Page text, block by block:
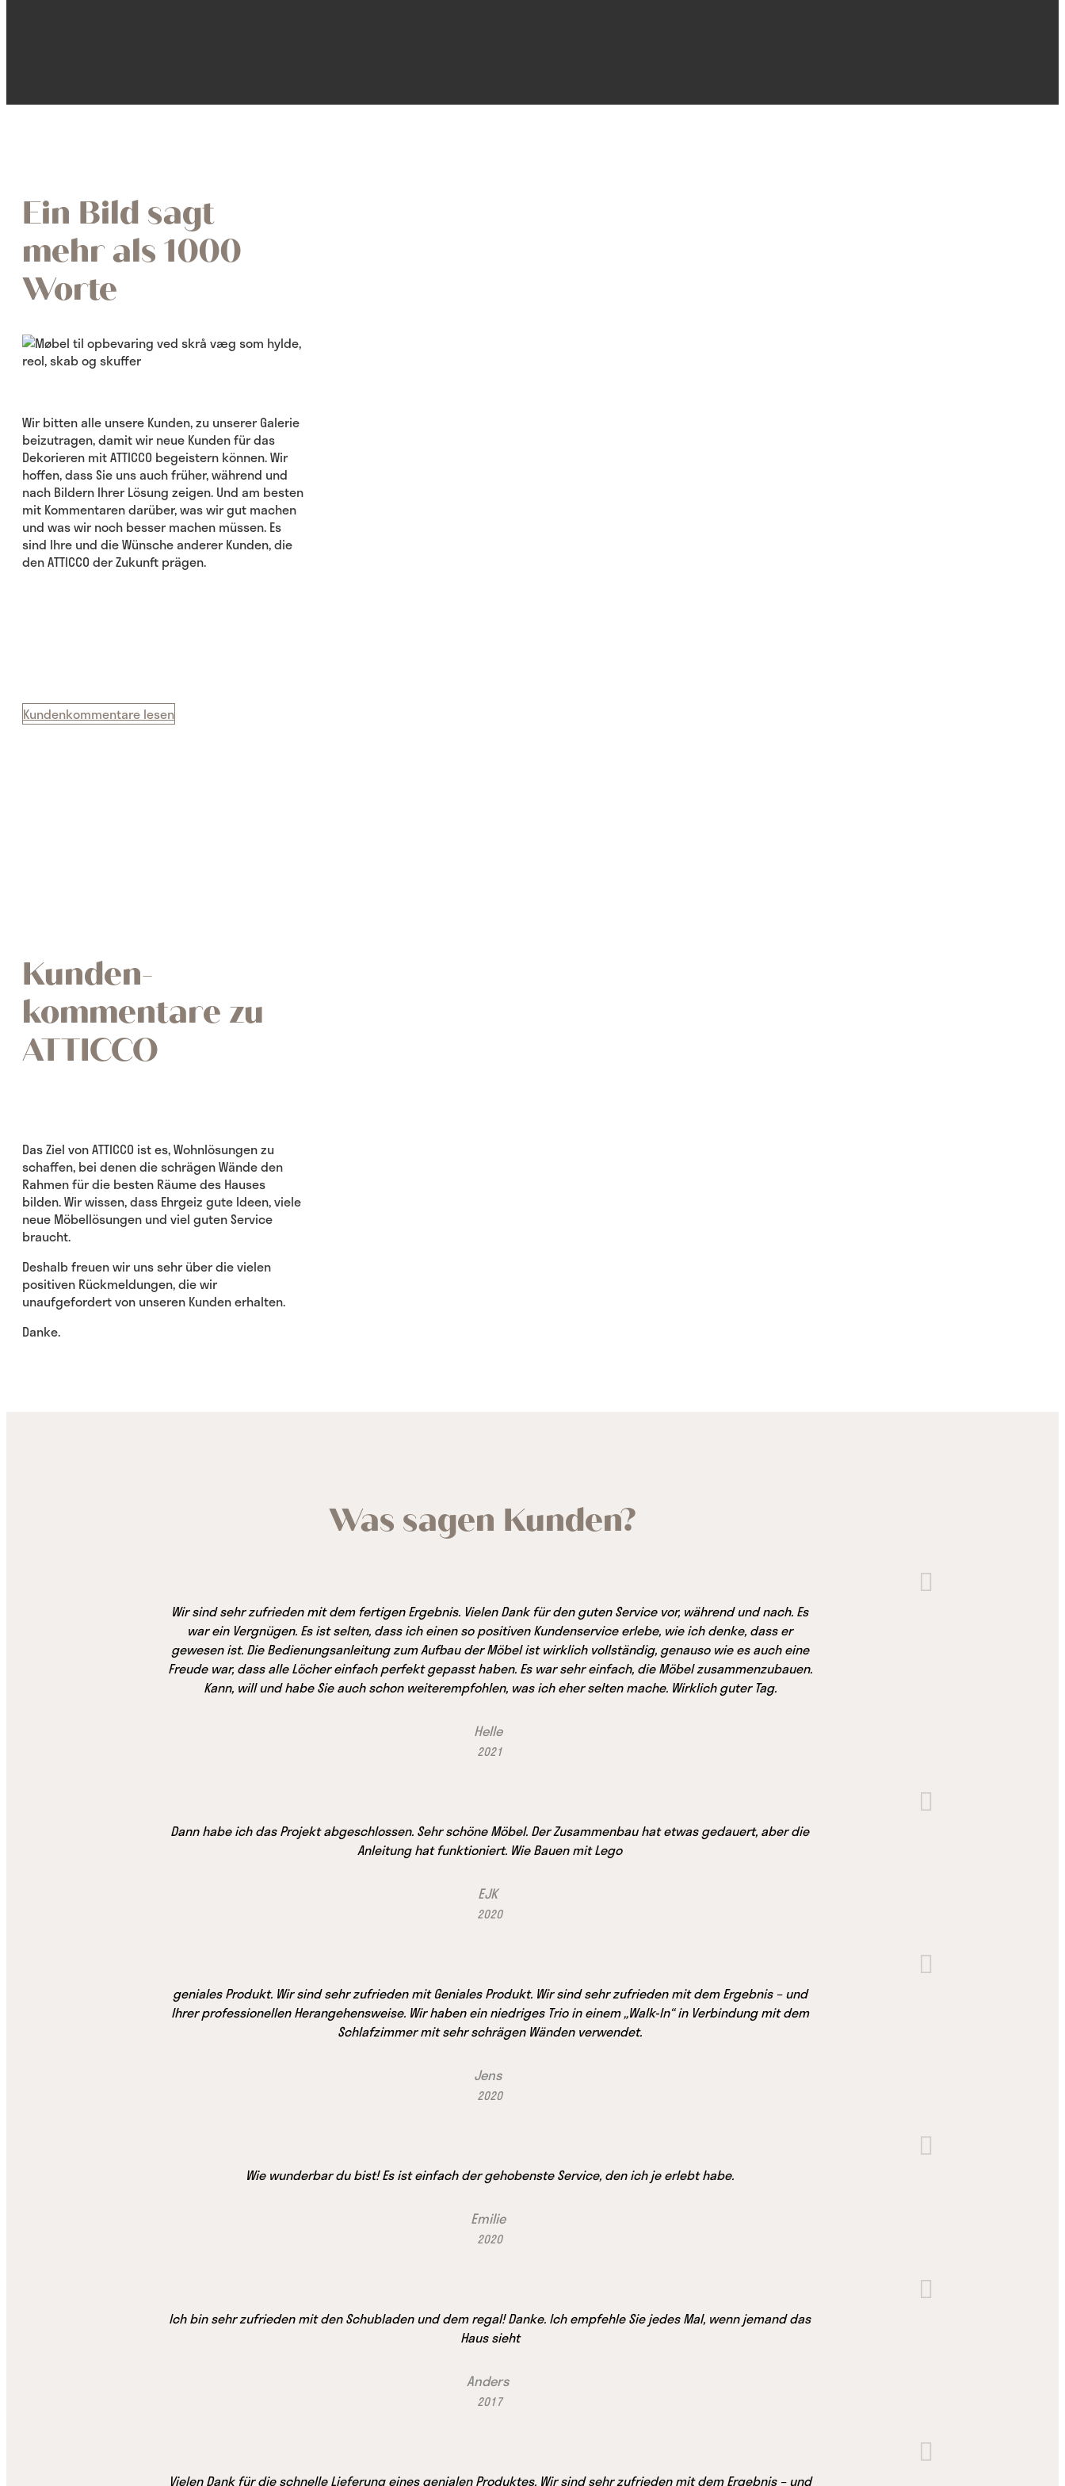
Ein Bild sagt
mehr als 1000
Worte
Wir bitten alle unsere Kunden, zu unserer Galerie
beizutragen, damit wir neue Kunden für das
Dekorieren mit ATTICCO begeistern können. Wir
hoffen, dass Sie uns auch früher, während und
nach Bildern Ihrer Lösung zeigen. Und am besten
mit Kommentaren darüber, was wir gut machen
und was wir noch besser machen müssen. Es
sind Ihre und die Wünsche anderer Kunden, die
den ATTICCO der Zukunft prägen.
Kundenkommentare lesen
Kunden-
kommentare zu
ATTICCO
Das Ziel von ATTICCO ist es, Wohnlösungen zu
schaffen, bei denen die schrägen Wände den
Rahmen für die besten Räume des Hauses
bilden. Wir wissen, dass Ehrgeiz gute Ideen, viele
neue Möbellösungen und viel guten Service
braucht.
Deshalb freuen wir uns sehr über die vielen
positiven Rückmeldungen, die wir
unaufgefordert von unseren Kunden erhalten.
Danke.
Was sagen Kunden?
Wir sind sehr zufrieden mit dem fertigen Ergebnis. Vielen Dank für den guten Service vor, während und nach. Es
war ein Vergnügen. Es ist selten, dass ich einen so positiven Kundenservice erlebe, wie ich denke, dass er
gewesen ist. Die Bedienungsanleitung zum Aufbau der Möbel ist wirklich vollständig, genauso wie es auch eine
Freude war, dass alle Löcher einfach perfekt gepasst haben. Es war sehr einfach, die Möbel zusammenzubauen.
Kann, will und habe Sie auch schon weiterempfohlen, was ich eher selten mache. Wirklich guter Tag.
Helle
2021
Dann habe ich das Projekt abgeschlossen. Sehr schöne Möbel. Der Zusammenbau hat etwas gedauert, aber die
Anleitung hat funktioniert. Wie Bauen mit Lego
EJK
2020
geniales Produkt. Wir sind sehr zufrieden mit Geniales Produkt. Wir sind sehr zufrieden mit dem Ergebnis – und
Ihrer professionellen Herangehensweise. Wir haben ein niedriges Trio in einem „Walk-In“ in Verbindung mit dem
Schlafzimmer mit sehr schrägen Wänden verwendet.
Jens
2020
Wie wunderbar du bist! Es ist einfach der gehobenste Service, den ich je erlebt habe.
Emilie
2020
Ich bin sehr zufrieden mit den Schubladen und dem regal! Danke. Ich empfehle Sie jedes Mal, wenn jemand das
Haus sieht
Anders
2017
Vielen Dank für die schnelle Lieferung eines genialen Produktes. Wir sind sehr zufrieden mit dem Ergebnis – und